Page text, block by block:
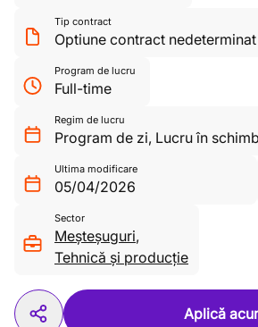
Tip contract
Optiune contract nedeterminat
Program de lucru
Full-time
Regim de lucru
Program de zi, Lucru în
Ultima modificare
05/04/2026
Sector
Meșteșuguri,
Tehnică și producție
Aplică